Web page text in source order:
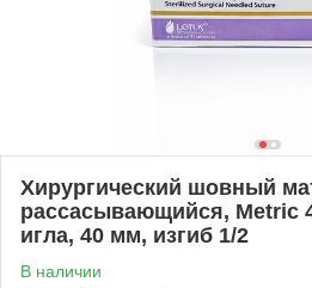
Хирургический шовный
рассасывающийся, Metric
игла, 40 мм, изгиб 1/2
В наличии